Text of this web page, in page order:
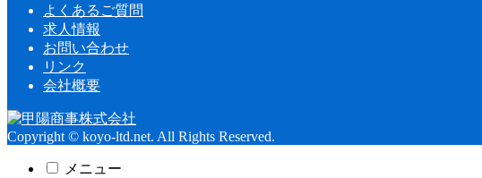
よくあるご質問
求人情報
お問い合わせ
リンク
会社概要
Copyright © koyo-ltd.net. All Rights Reserved.
メニュー